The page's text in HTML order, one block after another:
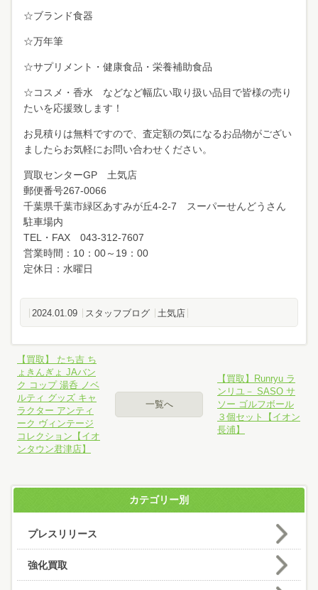
☆ブランド食器
☆万年筆
☆サプリメント・健康食品・栄養補助食品
☆コスメ・香水 などなど幅広い取り扱い品目で皆様の売り
たいを応援致します！
お見積りは無料ですので、査定額の気になるお品物がござい
ましたらお気軽にお問い合わせください。
買取センターGP 土気店
郵便番号267-0066
千葉県千葉市緑区あすみが丘4-2-7 スーパーせんどうさん
駐車場内
TEL・FAX 043-312-7607
営業時間：10：00～19：00
定休日：水曜日
2024.01.09 スタッフブログ 土気店
【買取】 たち吉 ち
ょきんぎょ JAバン
ク コップ 湯呑 ノベ
ルティ グッズ キャ
ラクター アンティ
ーク ヴィンテージ
コレクション【イオ
ンタウン君津店】
一覧へ
【買取】Runryu ラ
ンリユ－ SASO サ
ソー ゴルフボール
３個セット【イオン
長浦】
カテゴリー別
プレスリリース
強化買取